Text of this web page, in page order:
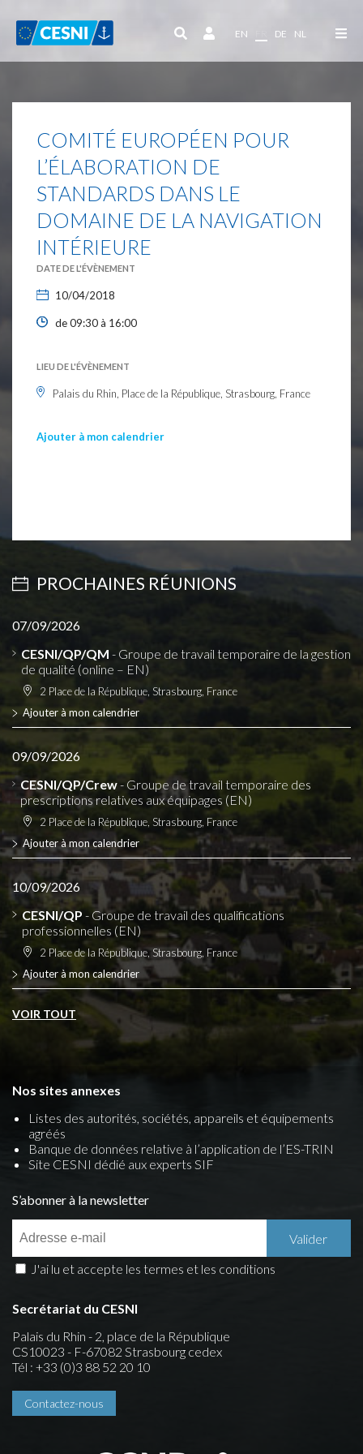
EN DE NL
COMITÉ EUROPÉEN POUR
L’ÉLABORATION DE
STANDARDS DANS LE
DOMAINE DE LA NAVIGATION
INTÉRIEURE
DATE DE L'ÉVÈNEMENT
10/04/2018
de 09:30 à 16:00
LIEU DE L'ÉVÈNEMENT
Palais du Rhin, Place de la République, Strasbourg, France
Ajouter à mon calendrier
PROCHAINES RÉUNIONS
07/09/2026
CESNI/QP/QM - Groupe de travail temporaire de la gestion
de qualité (online – EN)
2 Place de la République, Strasbourg, France
Ajouter à mon calendrier
09/09/2026
CESNI/QP/Crew- Groupe de travail temporaire des
prescriptions relatives aux équipages (EN)
2 Place de la République, Strasbourg, France
Ajouter à mon calendrier
10/09/2026
CESNI/QP - Groupe de travail des qualifications
professionnelles (EN)
2 Place de la République, Strasbourg, France
Ajouter à mon calendrier
VOIR TOUT
Nos sites annexes
Listes des autorités, sociétés, appareils et équipements
agréés
Banque de données relative à l’application de l’ES-TRIN
Site CESNI dédié aux experts SIF
S’abonner à la newsletter
J'ai lu et accepte les termes et les conditions
Secrétariat du CESNI
Palais du Rhin - 2, place de la République
CS10023 - F-67082 Strasbourg cedex
Tél : +33 (0)3 88 52 20 10
Contactez-nous